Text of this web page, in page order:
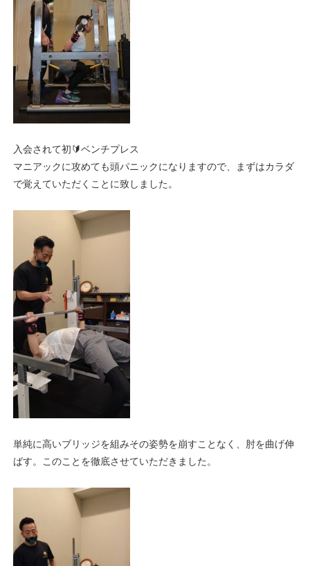
入会されて初🔰ベンチプレス
マニアックに攻めても頭パニックになりますので、まずはカラダ
で覚えていただくことに致しました。
単純に高いブリッジを組みその姿勢を崩すことなく、肘を曲げ伸
ばす。このことを徹底させていただきました。